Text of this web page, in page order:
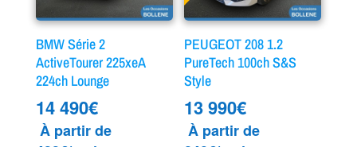
BMW Série 2
ActiveTourer 225xeA
224ch Lounge
14 490€
À partir de
PEUGEOT 208 1.2
PureTech 100ch S&S
Style
13 990€
À partir de